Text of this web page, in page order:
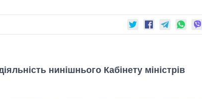
нинішнього Кабінету міністрів